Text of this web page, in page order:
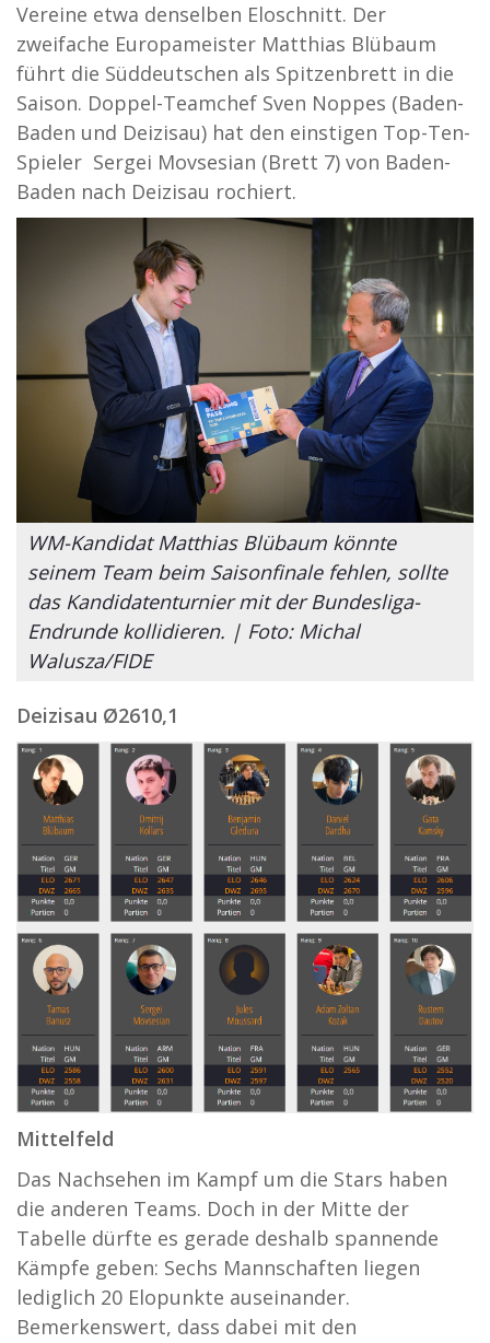
Vereine etwa denselben Eloschnitt. Der
zweifache Europameister Matthias Blübaum
führt die Süddeutschen als Spitzenbrett in die
Saison. Doppel-Teamchef Sven Noppes (Baden-
Baden und Deizisau) hat den einstigen Top-Ten-
Spieler Sergei Movsesian (Brett 7) von Baden-
Baden nach Deizisau rochiert.
WM-Kandidat Matthias Blübaum könnte
seinem Team beim Saisonfinale fehlen, sollte
das Kandidatenturnier mit der Bundesliga-
Endrunde kollidieren. | Foto: Michal
Walusza/FIDE
Deizisau Ø2610,1
Mittelfeld
Das Nachsehen im Kampf um die Stars haben
die anderen Teams. Doch in der Mitte der
Tabelle dürfte es gerade deshalb spannende
Kämpfe geben: Sechs Mannschaften liegen
lediglich 20 Elopunkte auseinander.
Bemerkenswert, dass dabei mit den